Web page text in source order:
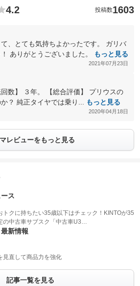
4.2 投稿数1603
、とても気持ちよかったです。 ガリバ
ありがとうございました。
もっと見る
2021年07月23日
回数】 ３年。 【総合評価】 プリウスの
？ 純正タイヤでは乗り...
もっと見る
2020年04月18日
レビューをもっと見る
ス
トクに持ちたい35歳以下はチェック！KINTOが35
の中古車サブスク「中古車U3…
新情報
見直して商品力を強化
記事一覧を見る